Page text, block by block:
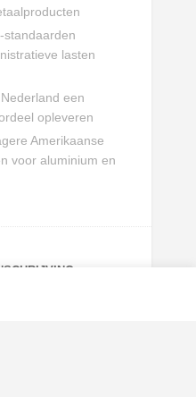
standaarden
lasten
een
opleveren
Amerikaanse
voor aluminium en